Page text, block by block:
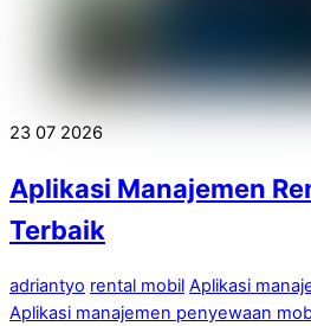
23 07 2026
Aplikasi Manajemen
Terbaik
adriantyo rental mobil Aplikasi
Aplikasi manajemen penyewaan